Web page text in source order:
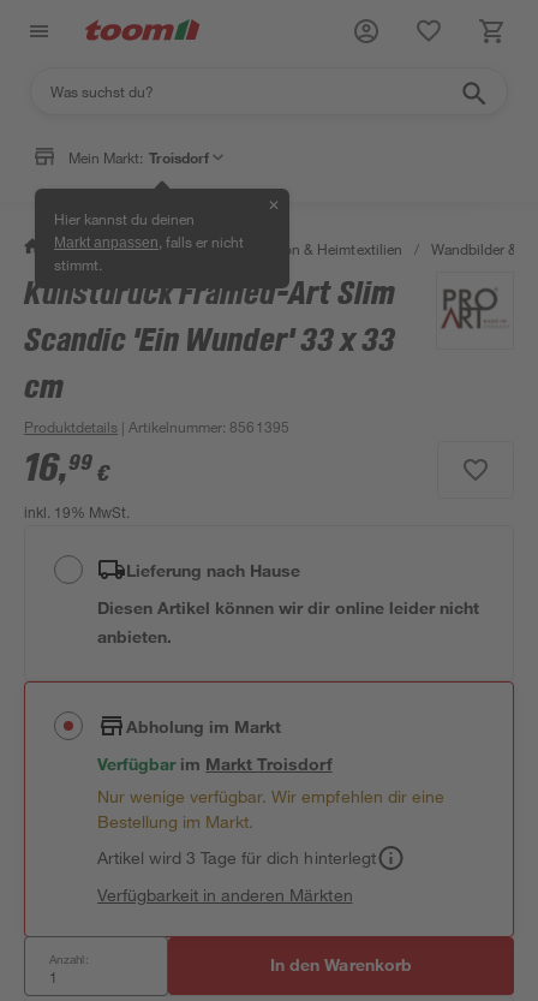
Mein Markt: Troisdorf
Hier kannst du deinen
Markt anpassen , falls er nicht
stimmt.
✕
/ Wohnen & Haushalt / Dekoration & Heimtextilien / Wandbilder &
Kunstdruck Framed-Art Slim
Scandic 'Ein Wunder' 33 x 33
cm
Produktdetails | Artikelnummer: 8561395
16,99 €
inkl. 19% MwSt.
Lieferung nach Hause
Diesen Artikel können wir dir online leider nicht
anbieten.
Abholung im Markt
Verfügbar im MarktTroisdorf
Nur wenige verfügbar. Wir empfehlen dir eine
Bestellung im Markt.
Artikel wird 3 Tage für dich hinterlegt
Verfügbarkeit in anderen Märkten
Anzahl: In den Warenkorb